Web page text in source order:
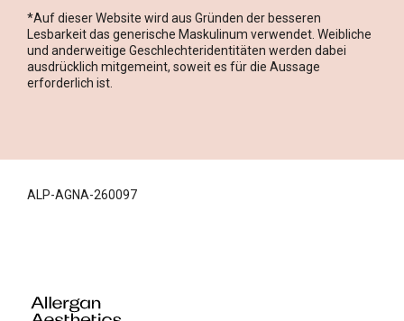
*Auf dieser Website wird aus Gründen der besseren
Lesbarkeit das generische Maskulinum verwendet. Weibliche
und anderweitige Geschlechteridentitäten werden dabei
ausdrücklich mitgemeint, soweit es für die Aussage
erforderlich ist.
ALP-AGNA-260097